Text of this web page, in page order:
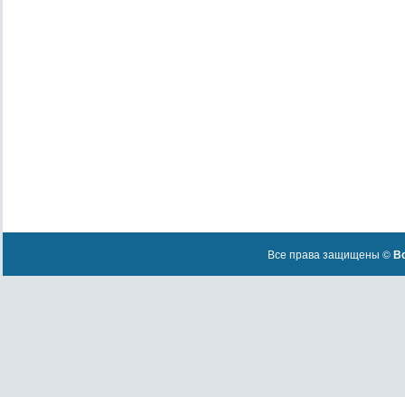
Все права защищены ©